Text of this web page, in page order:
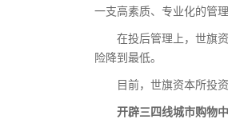
一支高素质、专业化的管
在投后管理上，世旗资
险降到最低。
目前，世旗资本所投资
开辟三四线城市购物